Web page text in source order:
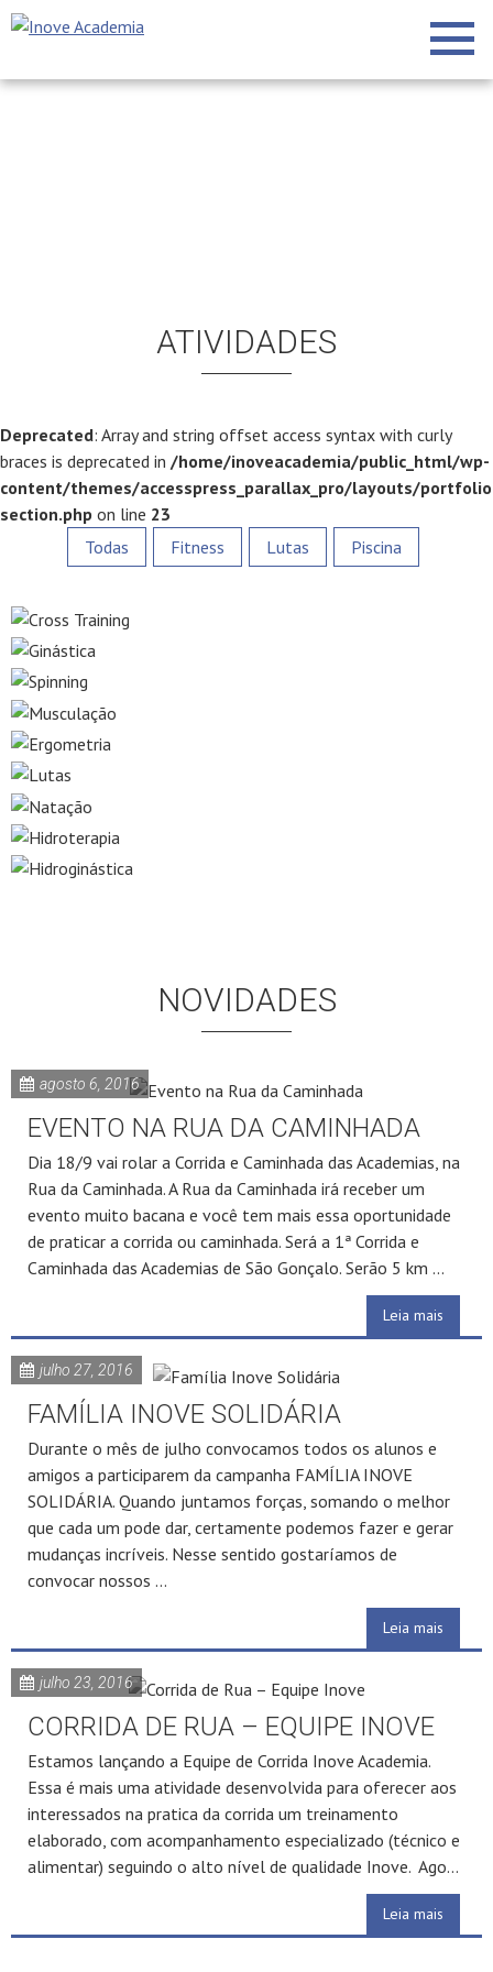
ATIVIDADES
Deprecated: Array and string offset access syntax with curly
braces is deprecated in /home/inoveacademia/public_html/wp-
content/themes/accesspress_parallax_pro/layouts/
section.php on line 23
Todas
Fitness Lutas Piscina
NOVIDADES
agosto 6, 2016
EVENTO NA RUA DA CAMINHADA
Dia 18/9 vai rolar a Corrida e Caminhada das Academias, na
Rua da Caminhada. A Rua da Caminhada irá receber um
evento muito bacana e você tem mais essa oportunidade
de praticar a corrida ou caminhada. Será a 1ª Corrida e
Caminhada das Academias de São Gonçalo. Serão 5 km ...
Leia mais
julho 27, 2016
FAMÍLIA INOVE SOLIDÁRIA
Durante o mês de julho convocamos todos os alunos e
amigos a participarem da campanha FAMÍLIA INOVE
SOLIDÁRIA. Quando juntamos forças, somando o melhor
que cada um pode dar, certamente podemos fazer e gerar
mudanças incríveis. Nesse sentido gostaríamos de
convocar nossos ...
Leia mais
julho 23, 2016
CORRIDA DE RUA – EQUIPE INOVE
Estamos lançando a Equipe de Corrida Inove Academia.
Essa é mais uma atividade desenvolvida para oferecer aos
interessados na pratica da corrida um treinamento
elaborado, com acompanhamento especializado (técnico e
alimentar) seguindo o alto nível de qualidade Inove. Ago...
Leia mais